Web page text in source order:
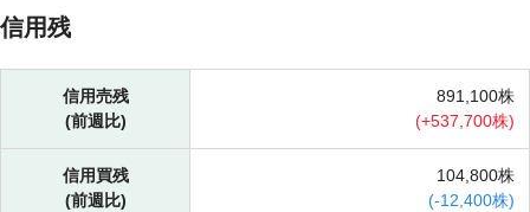
信用残
信用売残
(前週比)
891,100株
(+537,700株)
信用買残
(前週比)
104,800株
(-12,400株)